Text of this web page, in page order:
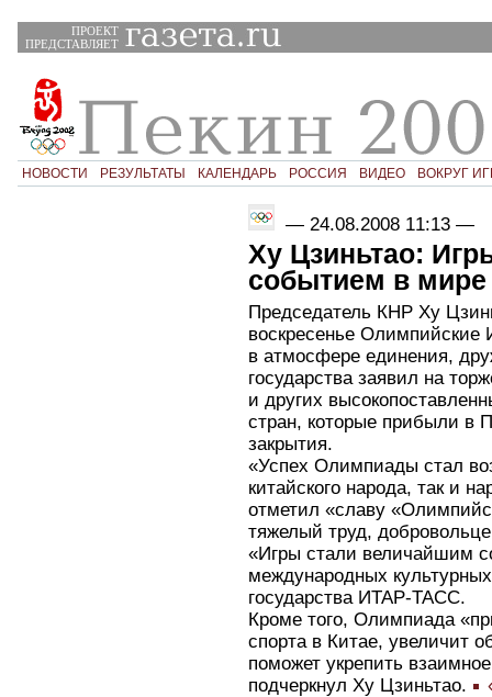
ПРОЕКТ
ПРЕДСТАВЛЯЕТ
НОВОСТИ РЕЗУЛЬТАТЫ КАЛЕНДАРЬ РОССИЯ ВИДЕО ВОКРУГ
— 24.08.2008 11:13 —
Ху Цзиньтао:
событием в мире
Председатель КНР Ху
воскресенье
в атмосфере единения,
государства заявил на
и других
стран, которые прибыли в
закрытия.
«Успех Олимпиады стал
китайского народа, так и
отметил «славу
тяжелый труд,
«Игры стали величайшим
международных
государства ИТАР-ТАСС.
Кроме того, Олимпиада
спорта в Китае, увеличит
поможет укрепить
подчеркнул Ху Цзиньтао.